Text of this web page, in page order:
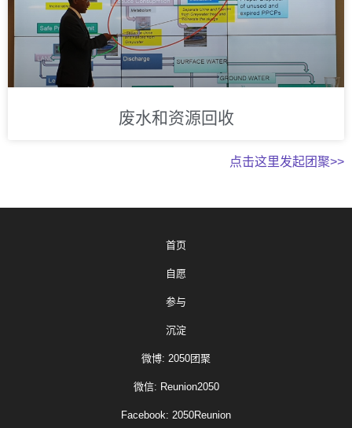
废水和资源回收
点击这里发起团聚>>
首页
自愿
参与
沉淀
微博: 2050团聚
微信: Reunion2050
Facebook: 2050Reunion